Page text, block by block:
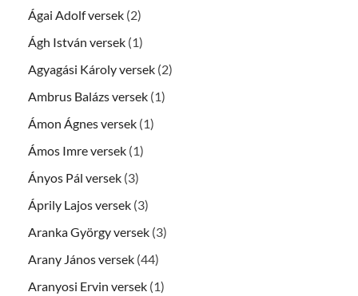
Ágai Adolf versek (2)
Ágh István versek (1)
Agyagási Károly versek (2)
Ambrus Balázs versek (1)
Ámon Ágnes versek (1)
Ámos Imre versek (1)
Ányos Pál versek (3)
Áprily Lajos versek (3)
Aranka György versek (3)
Arany János versek (44)
Aranyosi Ervin versek (1)